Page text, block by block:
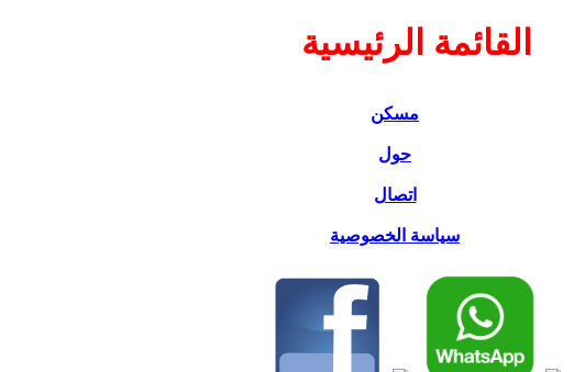
القائمة الرئيسية
مسكن
حول
اتصال
سياسة الخصوصية